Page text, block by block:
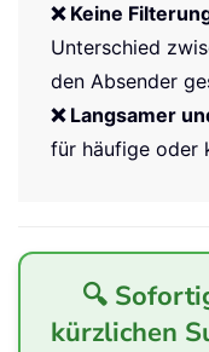
❌ Keine
Unterschied
den Absender
❌ Langsamer
für häufige oder
🔍
kürzlichen